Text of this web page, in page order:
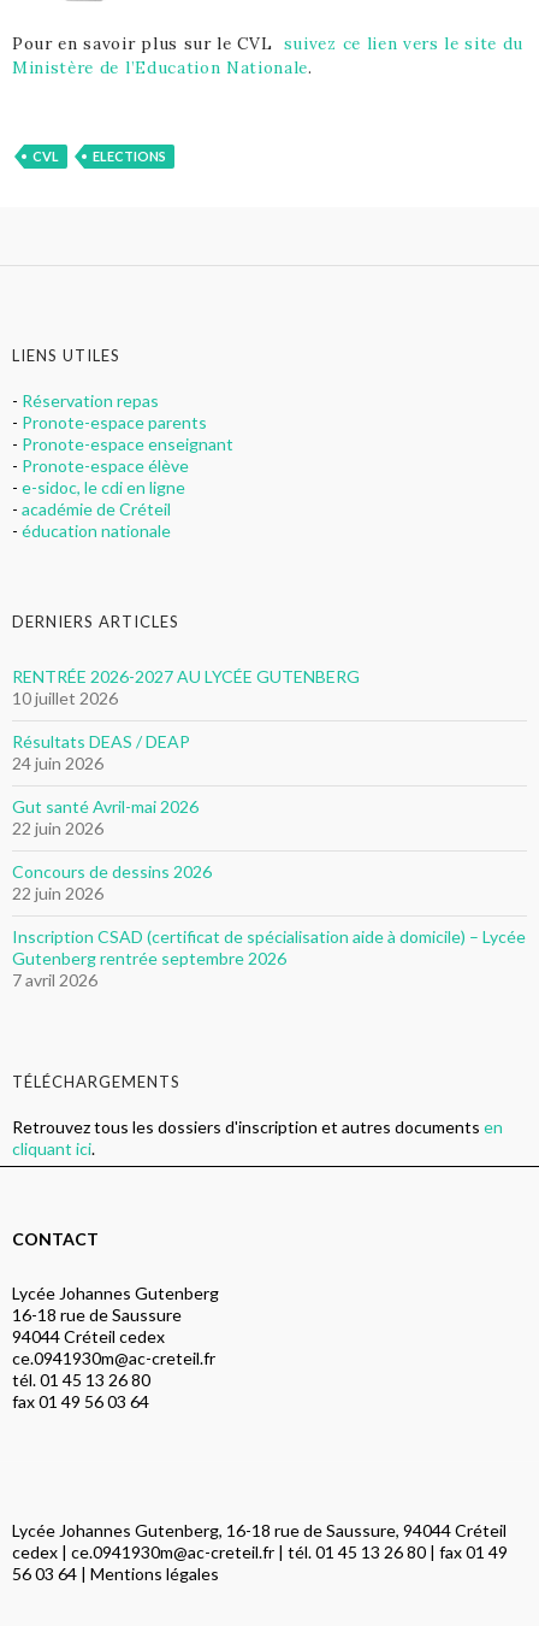
Pour en savoir plus sur le CVL suivez ce lien vers le site du
Ministère de l’Education Nationale.
CVL ELECTIONS
LIENS UTILES
- Réservation repas
- Pronote-espace parents
- Pronote-espace enseignant
- Pronote-espace élève
- e-sidoc, le cdi en ligne
- académie de Créteil
- éducation nationale
DERNIERS ARTICLES
RENTRÉE 2026-2027 AU LYCÉE GUTENBERG
10 juillet 2026
Résultats DEAS / DEAP
24 juin 2026
Gut santé Avril-mai 2026
22 juin 2026
Concours de dessins 2026
22 juin 2026
Inscription CSAD (certificat de spécialisation aide à domicile) – Lycée
Gutenberg rentrée septembre 2026
7 avril 2026
TÉLÉCHARGEMENTS
Retrouvez tous les dossiers d'inscription et autres documents en
cliquant ici.
CONTACT
Lycée Johannes Gutenberg
16-18 rue de Saussure
94044 Créteil cedex
ce.0941930m@ac-creteil.fr
tél. 01 45 13 26 80
fax 01 49 56 03 64
Lycée Johannes Gutenberg, 16-18 rue de Saussure, 94044 Créteil
cedex | ce.0941930m@ac-creteil.fr | tél. 01 45 13 26 80 | fax 01 49
56 03 64 | Mentions légales